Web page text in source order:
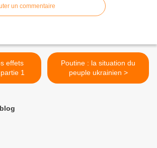
un commentaire
1
Poutine : la situation du
peuple ukrainien >